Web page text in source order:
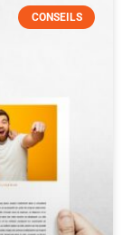
CONSEILS